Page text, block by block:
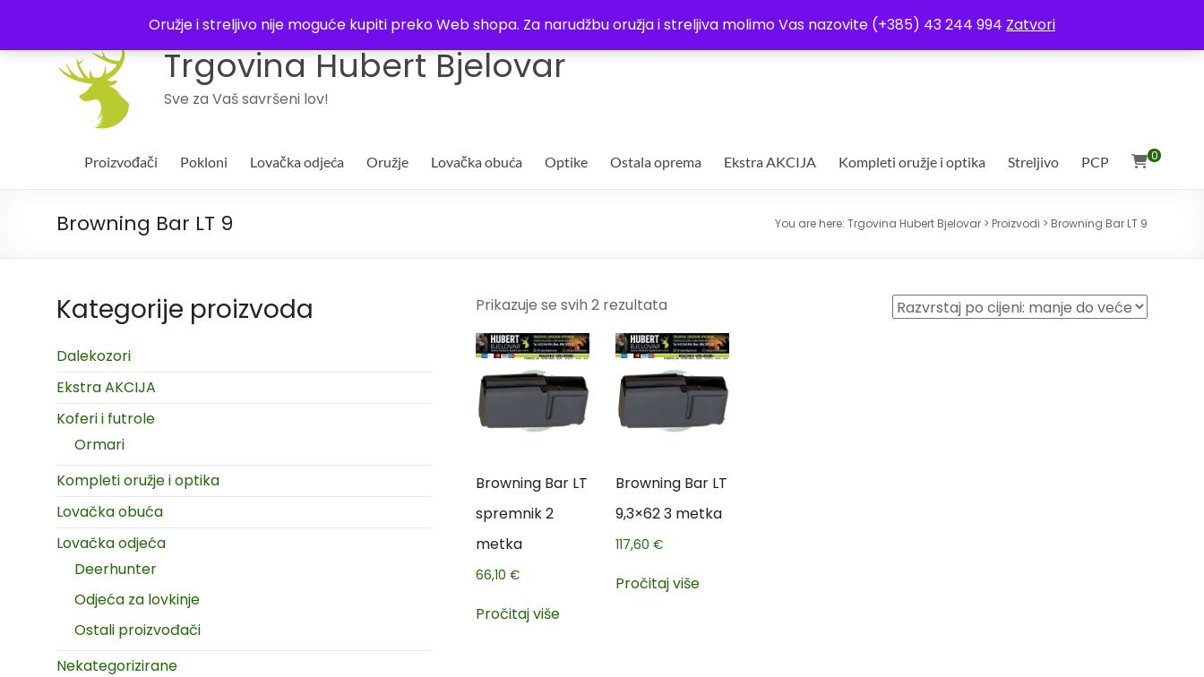
Oružje i streljivo nije moguće kupiti preko Web shopa. Za narudžbu oružja i streljiva molimo Vas nazovite (+385) 43 244 994 Zatvori
Uvjeti poslovanja
Trgovina Hubert Bjelovar
Sve za Vaš savršeni lov!
0
Proizvođači Pokloni Lovačka odjeća Oružje Lovačka obuća Optike Ostala oprema Ekstra AKCIJA Kompleti oružje i optika Streljivo PCP
Browning Bar LT 9 You are here: Trgovina Hubert Bjelovar > Proizvodi > Browning Bar LT 9
Prikazuje se svih 2 rezultata
Browning Bar LT
spremnik 2
metka
66,10 €
Pročitaj više
Browning Bar LT
9,3×62 3 metka
117,60 €
Pročitaj više
Kategorije proizvoda
Dalekozori
Ekstra AKCIJA
Koferi i futrole
Ormari
Kompleti oružje i optika
Lovačka obuća
Lovačka odjeća
Deerhunter
Odjeća za lovkinje
Ostali proizvođači
Nekategorizirane